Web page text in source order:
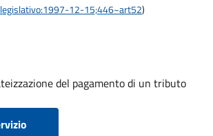
12-15;446~art52)
del pagamento di un tributo